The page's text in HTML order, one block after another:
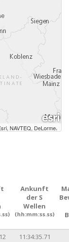
NAVTEQ, DeLorme,
Ankunft
der S
Wellen
(hh:mm:ss.ss)
11:34:35.71